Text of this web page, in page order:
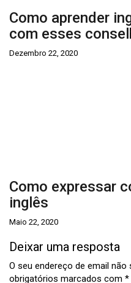
Como aprender
com esses
Dezembro 22, 2020
Como expressar
inglês
Maio 22, 2020
Deixar uma resposta
O seu endereço de email não
obrigatórios marcados com *